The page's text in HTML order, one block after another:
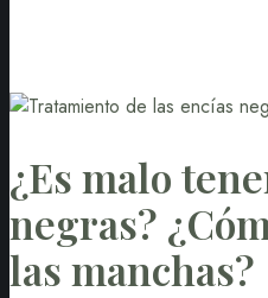
¿Es malo
negras?
las manchas?